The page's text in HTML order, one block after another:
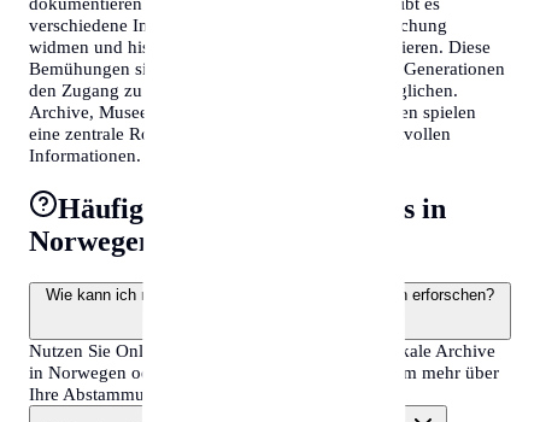
verschiedene Initiativen, die sich der Namensforschung
widmen und historische Aufzeichnungen digitalisieren. Diese
Bemühungen sind entscheidend, um zukünftigen Generationen
den Zugang zu ihrer Familiengeschichte zu ermöglichen.
Archive, Museen und genealogische Gesellschaften spielen
eine zentrale Rolle bei der Bewahrung dieser wertvollen
Informationen.
Häufige Fragen zu surnames in
Norwegen
Wie kann ich meine familiären Wurzeln in Norwegen erforschen?
Nutzen Sie Online-Datenbanken, besuchen Sie lokale Archive
in Norwegen oder machen Sie einen DNA-Test, um mehr über
Ihre Abstammung zu erfahren.